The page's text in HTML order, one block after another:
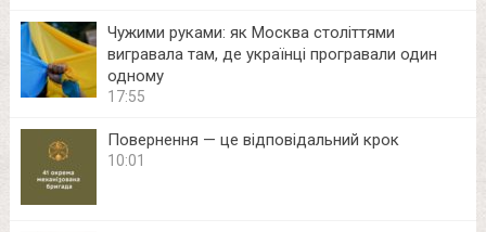
Чужими руками: як Москва століттями
вигравала там, де українці програвали один
одному
17:55
Повернення — це відповідальний крок
10:01